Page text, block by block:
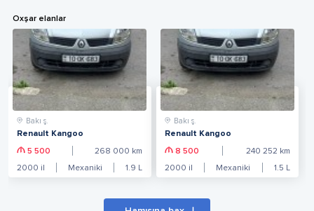
Oxşar elanlar
Bakı ş.
Renault Kangoo
5 500 268 000 km
2000 il Mexaniki 1.9 L
Bakı ş.
Renault Kangoo
8 500 240 252 km
2000 il Mexaniki 1.5 L